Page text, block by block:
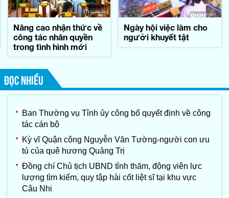
Nâng cao nhận thức về
công tác nhân quyền
trong tình hình mới
Ngày hội việc làm cho
người khuyết tật
ĐỌC NHIỀU
Ban Thường vụ Tỉnh ủy công bố quyết định về công
tác cán bộ
Kỳ vĩ Quận công Nguyễn Văn Tường-người con ưu
tú của quê hương Quảng Trị
Đồng chí Chủ tịch UBND tỉnh thăm, động viên lực
lượng tìm kiếm, quy tập hài cốt liệt sĩ tại khu vực
Câu Nhi